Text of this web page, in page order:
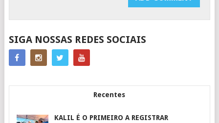
SIGA NOSSAS REDES SOCIAIS
Recentes
KALIL É O PRIMEIRO A REGISTRAR